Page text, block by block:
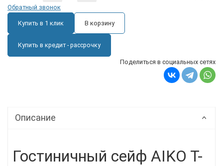
Обратный звонок
Купить в 1 клик В корзину
Купить в кредит - рассрочку
Поделиться в социальных сетях
Описание
Гостиничный сейф AIKO T-